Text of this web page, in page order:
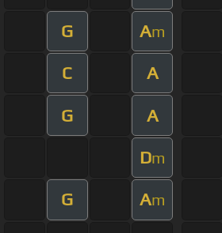
G Am
C A
G A
Dm
G Am